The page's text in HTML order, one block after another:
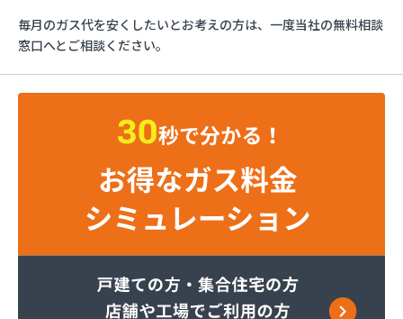
ガステックサービス株式会社 蒲郡営業所
ガステックサービス株式会社 吉良営業所
ガステックサービス株式会社 新城営業所
ガステックサービス株式会社 西尾営業所
ガステックサービス株式会社 尾張支店 春日井営
ガステックサービス株式会社 豊川営業所
カネテン商店
サーラプラザ蒲郡
毎月のガス代を安くしたいとお考えの方は、一度当社の無料相談
窓口へとご相談ください。